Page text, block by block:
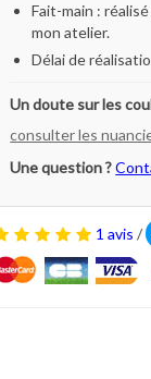
Fait-main :
mon atelier.
Délai de
Un doute sur les
consulter les
Une question ?
1 avis /